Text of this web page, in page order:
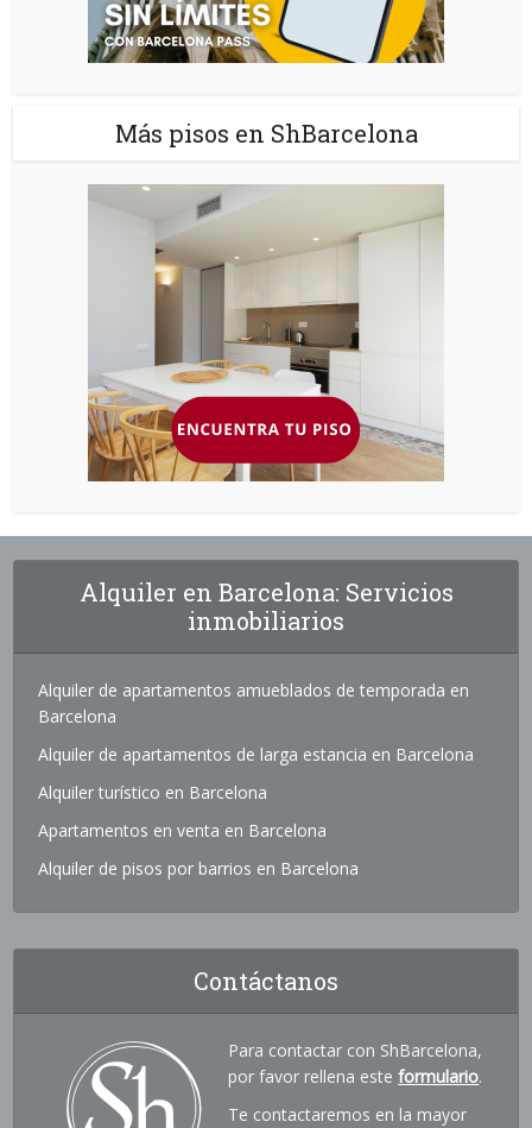
Más pisos en ShBarcelona
Alquiler en Barcelona: Servicios
inmobiliarios
Alquiler de apartamentos amueblados de temporada en
Barcelona
Alquiler de apartamentos de larga estancia en Barcelona
Alquiler turístico en Barcelona
Apartamentos en venta en Barcelona
Alquiler de pisos por barrios en Barcelona
Contáctanos
Para contactar con ShBarcelona,
por favor rellena esteformulario.
Te contactaremos en la mayor